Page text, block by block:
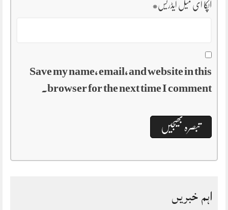
آپکا ای میل ایڈریس*
Save my name, email, and website in this
browser for the next time I comment.
اہم خبریں